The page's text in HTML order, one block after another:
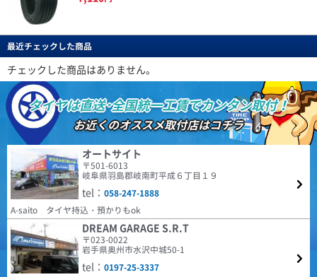
新鋭タイヤブランドです。 2019年にドイツで設計され
た最初の製品をリリースして以来、最新の設備で製造さ
れる高品質な商品群は現地でも受け入れられ、西ヨーロ
ッパを中心にファンを増やし続けています。
総合評価：3件 4.61
シアット
1958年に設立されたCEAT（シアット）は、インドを代
表するタイヤブランドであり、RPGグループのフラッグ
シップカンパニーです。1983年にヨコハマタイヤと提
携。2024年の世界タイヤメーカーランキングでは、売上
額15.7億ドルで20位となっており、販売網は世界110ヶ
国以上でワールドクラスの製品とサービスを提供してい
ます。
総合評価：155件
特設ページは
こちら!
DAVANTI ECOURA HP1 195/65R15 91H
4.40点
7,110円
NANKANG NA-1 195/65R15 91H
4.54点
6,590 円
最近チェックした商品
チェックした商品はありません。
タイヤは直送･全国統一工賃でカンタン取付！
お近くのオススメ取付店はコチラ
オートサイト
〒501-6013
岐阜県羽島郡岐南町平成６丁目１９
tel： 058-247-1888
A-saito タイヤ持込・預かりもok
DREAM GARAGE S.R.T
〒023-0022
岩手県奥州市水沢中城50-1
tel： 0197-25-3337
値段の割には、満足できるタイヤです。
(4.57点)
ENVOY MOTIVA UHP 245/45R20 103Y XL
走行500キロ程度でのレビュー 以前のタイヤ RADAR Dimax R8+ ドライ性
能 全く問題なしです。 ウェット性能 未走行なので、★一つマイナスし
ました。 高速性能 制限速度＋αで走行しても全く問題無しです。 静粛性
以前のタイヤよりかなり静かに感じます。 高速道路でも、走行音が気
になることはありませんでした。 乗り心地 以前のタイヤより柔らかく感
じ、乗り心地は良くなったと感じます。 燃費性能、ライフについては、こ
れからなので こちらも★一つマイナスしました。 気になった点 ・他のレ
ビューでもありましたが、まだ馴染んでいないためか、 装着２日で約１
０％程、空気圧が低下しました。 再調整して様子を見たいと思います。
・ホイールウェイトがこれまでよりかなり多めに感じました。 取付条
件や個体差もあると思うので、こちらも今後の状態を見ていきたいです。
(4.50点)qqs*******さん
GOODYEAR EfficientGrip ECO EG02 175/65R15 84H
全般的に満足しています。以前より静かだし、乗り心地も良いです。転がり
抵抗は小さいと感じます。
(5.00点)かじっさん
ARMSTRONG BLU-TRAC PC 185/65R15 88H
車検が近く履き替えました。４ヶ月経ちましたが普通に乗るには問題無いの
で次も有りかと思います。
(5.00点)デラックスさん
RADAR Dimax ICE 205/60R16 96T XL ｽﾀｯﾄﾞﾚｽ